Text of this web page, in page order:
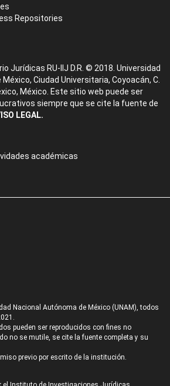
Repositories
Jurídicas RU-IIJ D.R. © 2018. Universidad
Ciudad Universitaria, Coyoacán, C.
México. Este sitio web puede ser
siempre que se cite la fuente de
LEGAL.
académicas
Nacional Autónoma de México (UNAM), todos
pueden ser reproducidos con fines no
no se mutile, se cite la fuente completa y su
previo por escrito de la institución.